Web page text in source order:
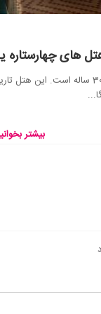
های چهارستاره
هتل داد یزد بنایی 90 ساله در شهری 3000 ساله است. این
بیشتر